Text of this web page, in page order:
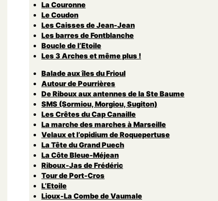
La Couronne
Le Coudon
Les Caisses de Jean-Jean
Les barres de Fontblanche
Boucle de l’Etoile
Les 3 Arches et même plus !
Balade aux îles du Frioul
Autour de Pourrières
De Riboux aux antennes de la Ste Baume
SMS (Sormiou, Morgiou, Sugiton)
Les Crêtes du Cap Canaille
La marche des marches à Marseille
Velaux et l’opidium de Roquepertuse
La Tête du Grand Puech
La Côte Bleue-Méjean
Riboux-Jas de Frédéric
Tour de Port-Cros
L’Etoile
Lioux-La Combe de Vaumale